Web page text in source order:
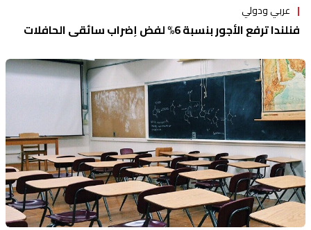
عربي ودولي
فنلندا ترفع الأجور بنسبة 6% لفض إضراب سائقي الحافلات